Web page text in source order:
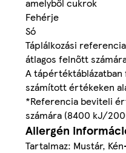
Fehérje
Só
Táplálkozási
átlagos felnőtt
A
számított értékeken
*Referencia beviteli
számára (8400 kJ/
Allergén
Tartalmaz: Mustár,